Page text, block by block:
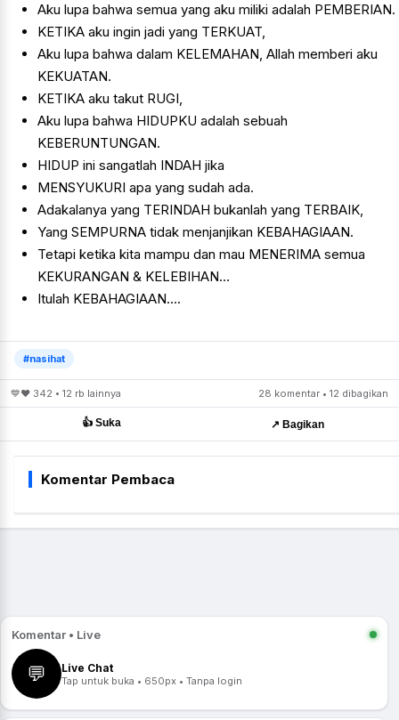
Aku lupa bahwa semua yang aku miliki adalah PEMBERIAN.
KETIKA aku ingin jadi yang TERKUAT,
Aku lupa bahwa dalam KELEMAHAN, Allah memberi aku
KEKUATAN.
KETIKA aku takut RUGI,
Aku lupa bahwa HIDUPKU adalah sebuah
KEBERUNTUNGAN.
HIDUP ini sangatlah INDAH jika
MENSYUKURI apa yang sudah ada.
Adakalanya yang TERINDAH bukanlah yang TERBAIK,
Yang SEMPURNA tidak menjanjikan KEBAHAGIAAN.
Tetapi ketika kita mampu dan mau MENERIMA semua
KEKURANGAN & KELEBIHAN…
Itulah KEBAHAGIAAN....
#nasihat
💙❤️ 342 • 12 rb lainnya 28 komentar • 12 dibagikan
👍 Suka ↗️ Bagikan
Komentar Pembaca
Komentar • Live
💬 Live Chat
Tap untuk buka • 650px • Tanpa login